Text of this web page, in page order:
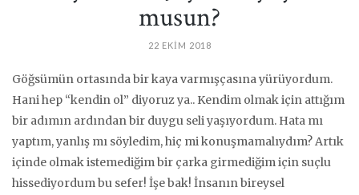
musun?
22 EKIM 2018
Göğsümün ortasında bir kaya varmışçasına yürüyordum.
Hani hep “kendin ol” diyoruz ya.. Kendim olmak için attığım
bir adımın ardından bir duygu seli yaşıyordum. Hata mı
yaptım, yanlış mı söyledim, hiç mi konuşmamalıydım? Artık
içinde olmak istemediğim bir çarka girmediğim için suçlu
hissediyordum bu sefer! İşe bak! İnsanın bireysel